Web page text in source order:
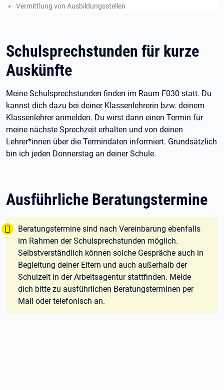
Vermittlung von Ausbildungsstellen
Schulsprechstunden für kurze
Auskünfte
Meine Schulsprechstunden finden im Raum F030 statt. Du
kannst dich dazu bei deiner Klassenlehrerin bzw. deinem
Klassenlehrer anmelden. Du wirst dann einen Termin für
meine nächste Sprechzeit erhalten und von deinen
Lehrer*innen über die Termindaten informiert. Grundsätzlich
bin ich jeden Donnerstag an deiner Schule.
Ausführliche Beratungstermine
Tipp:
Beratungstermine sind nach Vereinbarung ebenfalls
im Rahmen der Schulsprechstunden möglich.
Selbstverständlich können solche Gespräche auch in
Begleitung deiner Eltern und auch außerhalb der
Schulzeit in der Arbeitsagentur stattfinden. Melde
dich bitte zu ausführlichen Beratungsterminen per
Mail oder telefonisch an.